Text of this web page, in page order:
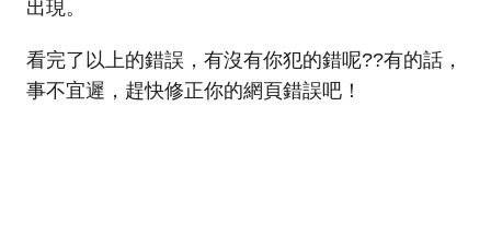
出現。
看完了以上的錯誤，有沒有你犯的錯呢??有的話，
事不宜遲，趕快修正你的網頁錯誤吧！